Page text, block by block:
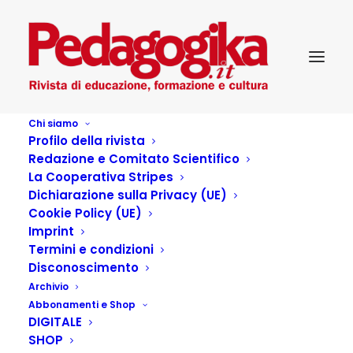
Chi siamo
Profilo della rivista
Redazione e Comitato Scientifico
La Cooperativa Stripes
Dichiarazione sulla Privacy (UE)
Cookie Policy (UE)
Imprint
Termini e condizioni
Disconoscimento
Archivio
Abbonamenti e Shop
DIGITALE
SHOP
La “decrescita” come
impegno comune
26 APRILE 2018 | IN...PEDAGOGIKA DOSSIER
PEDAGOGIKA_XXI_4-LE RESPONSABILITÀ